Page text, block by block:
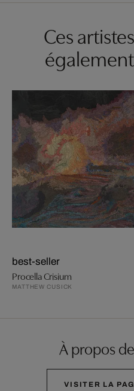
Ces
best-seller
Procella Crisium
MATTHEW CUSICK
À propos
VISITER LA